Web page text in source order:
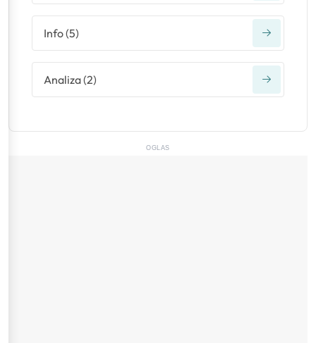
Info(5)
Analiza(2)
OGLAS